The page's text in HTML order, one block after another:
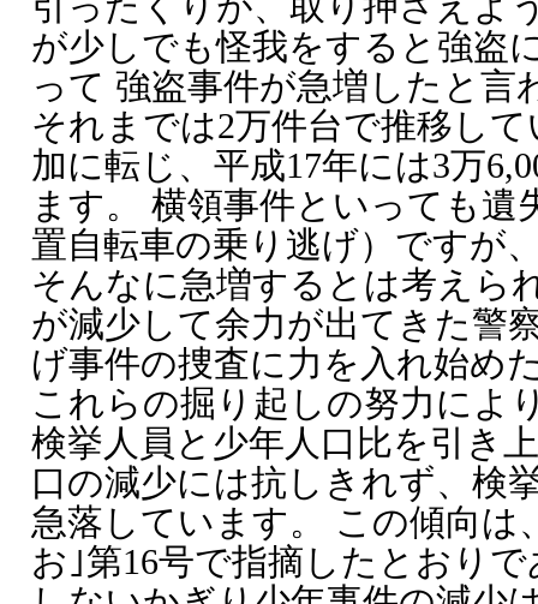
が少しでも怪我をすると強盗
って 強盗事件が急増したと言
それまでは2万件台で推移し
加に転じ、平成17年には3万
ます。 横領事件といっても遺
置自転車の乗り逃げ）ですが
そんなに急増するとは考えら
が減少して余力が出てきた警
げ事件の捜査に力を入れ始め
これらの掘り起しの努力によ
検挙人員と少年人口比を引き
口の減少には抗しきれず、検
急落しています。 この傾向は
お｣第16号で指摘したとおり